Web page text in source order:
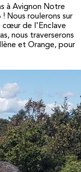
à Avignon Notre
Nous roulerons sur
cœur de l'Enclave
nous traverserons
et Orange, pour